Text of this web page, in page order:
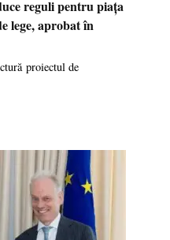
reguli pentru piața
lege, aprobat în
proiectul de